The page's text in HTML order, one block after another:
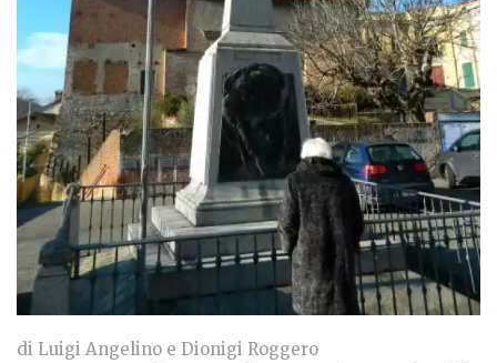
di Luigi Angelino e Dionigi Roggero